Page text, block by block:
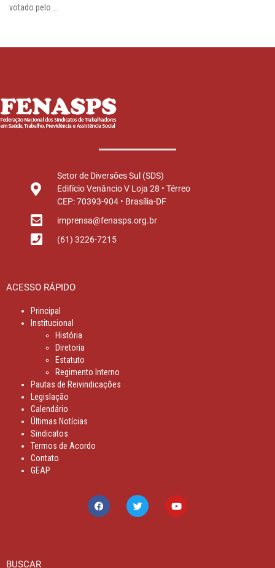
votado pelo ...
Setor de Diversões Sul (SDS)
Edifício Venâncio V Loja 28 • Térreo
CEP: 70393-904 • Brasília-DF
imprensa@fenasps.org.br
(61) 3226-7215
ACESSO RÁPIDO
Principal
Institucional
História
Diretoria
Estatuto
Regimento Interno
Pautas de Reivindicações
Legislação
Calendário
Últimas Notícias
Sindicatos
Termos de Acordo
Contato
GEAP
BUSCAR